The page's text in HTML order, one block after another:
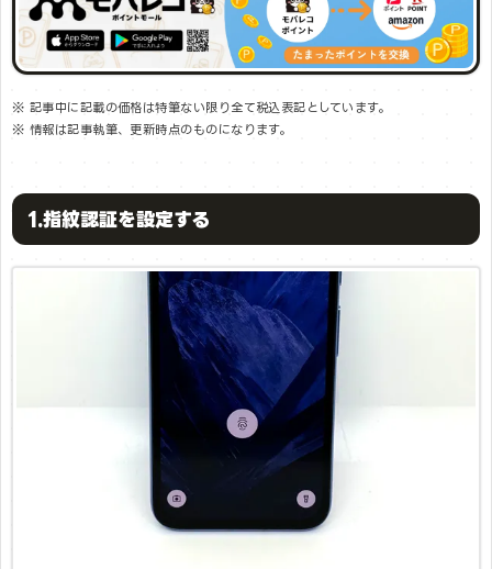
※ 記事中に記載の価格は特筆ない限り全て税込表記としています。
※ 情報は記事執筆、更新時点のものになります。
1.指紋認証を設定する